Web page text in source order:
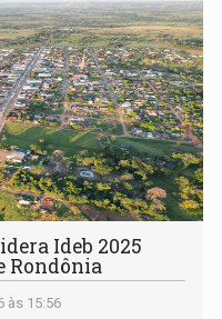
Ideb 2025
Rondônia
às 15:56